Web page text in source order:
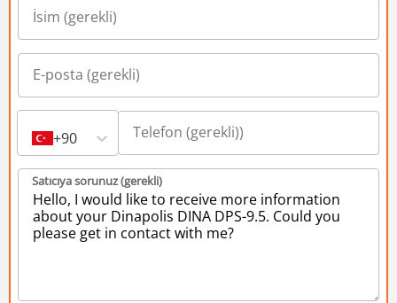
+90
Satıcıya sorunuz (gerekli)